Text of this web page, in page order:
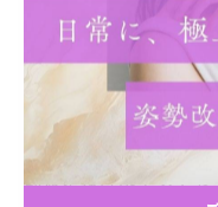
スリープヘッドスパ
自の手技やリズムが
ほぐし、深いリラク
悪さや浅い眠りの改
前後に深呼吸やスト